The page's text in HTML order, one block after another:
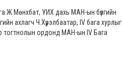
Ж.Мөнхбат, УИХ дахь МАН-ын бүлгийн
ахлагч Ч.Хүрэлбаатар, IV бага хурлыг
тогтнолын ордонд МАН-ын IV Бага